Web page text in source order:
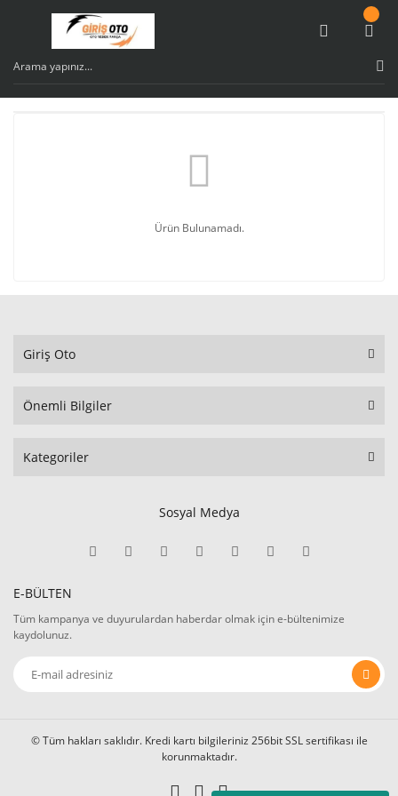
Ürün Bulunamadı.
Giriş Oto
Önemli Bilgiler
Kategoriler
Sosyal Medya
E-BÜLTEN
Tüm kampanya ve duyurulardan haberdar olmak için e-bültenimize
kaydolunuz.
© Tüm hakları saklıdır. Kredi kartı bilgileriniz 256bit SSL sertifikası ile
korunmaktadır.